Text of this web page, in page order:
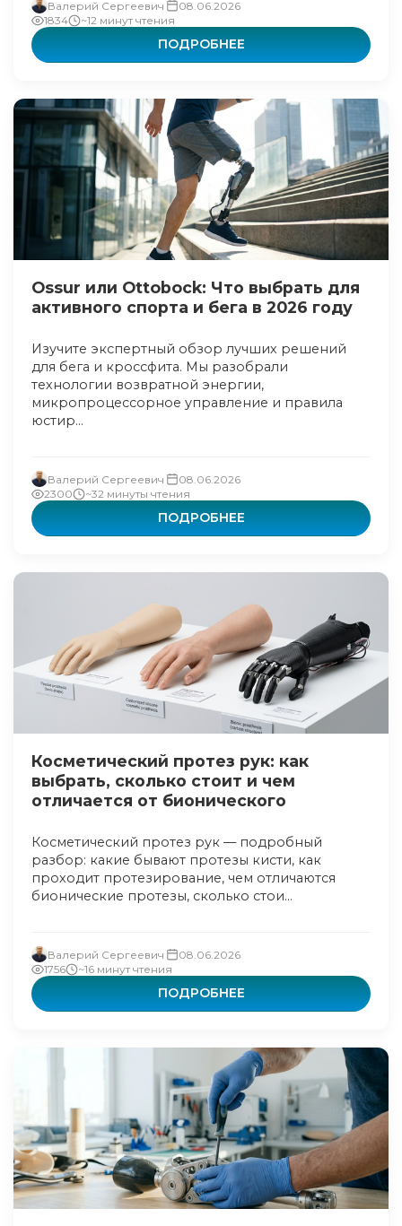
Валерий Сергеевич
08.06.2026
1834
~12 минут чтения
ПОДРОБНЕЕ
Ossur или Ottobock: Что выбрать для
активного спорта и бега в 2026 году
Изучите экспертный обзор лучших решений
для бега и кроссфита. Мы разобрали
технологии возвратной энергии,
микропроцессорное управление и правила
юстир...
Валерий Сергеевич
08.06.2026
2300
~32 минуты чтения
ПОДРОБНЕЕ
Косметический протез рук: как
выбрать, сколько стоит и чем
отличается от бионического
Косметический протез рук — подробный
разбор: какие бывают протезы кисти, как
проходит протезирование, чем отличаются
бионические протезы, сколько стои...
Валерий Сергеевич
08.06.2026
1756
~16 минут чтения
ПОДРОБНЕЕ